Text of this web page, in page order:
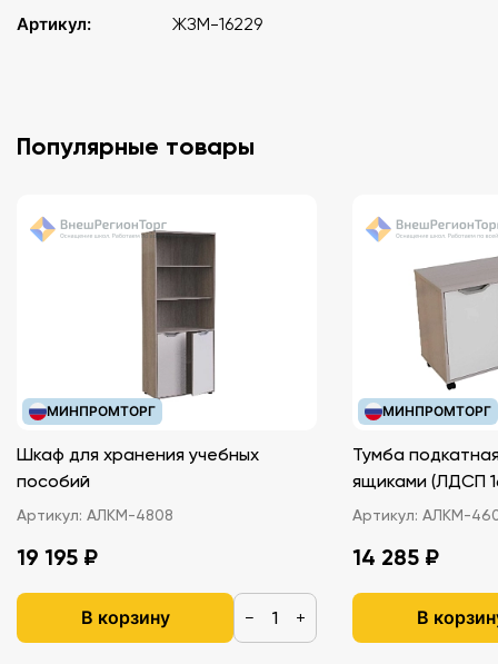
Артикул: ЖЗМ-16229
Популярные товары
МИНПРОМТОРГ
Шкаф для хранения учебных
пособий
Артикул: АЛКМ-4808
19 195 ₽
В корзину − +
МИНПРОМТОРГ
Тумба
ящиками
Артикул: АЛКМ-
14 285 ₽
В